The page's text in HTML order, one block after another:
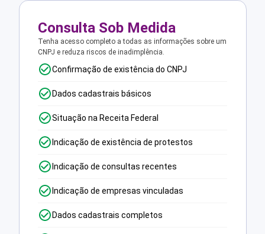
Consulta Sob Medida
Tenha acesso completo a todas as informações sobre um
CNPJ e reduza riscos de inadimplência.
Confirmação de existência do CNPJ
Dados cadastrais básicos
Situação na Receita Federal
Indicação de existência de protestos
Indicação de consultas recentes
Indicação de empresas vinculadas
Dados cadastrais completos